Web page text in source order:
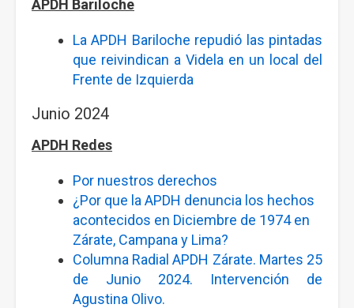
APDH Bariloche
La APDH Bariloche repudió las pintadas
que reivindican a Videla en un local del
Frente de Izquierda
Junio 2024
APDH Redes
Por nuestros derechos
¿Por que la APDH denuncia los hechos
acontecidos en Diciembre de 1974 en
Zárate, Campana y Lima?
Columna Radial APDH Zárate. Martes 25
de Junio 2024. Intervención de
Agustina Olivo.